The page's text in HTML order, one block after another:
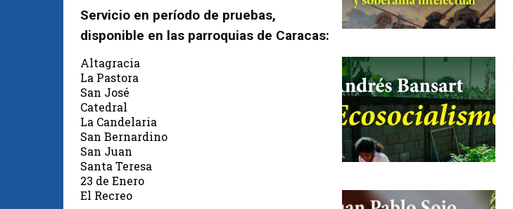
Servicio en período de pruebas,
disponible en las parroquias de Caracas:
Altagracia
La Pastora
San José
Catedral
La Candelaria
San Bernardino
San Juan
Santa Teresa
23 de Enero
El Recreo